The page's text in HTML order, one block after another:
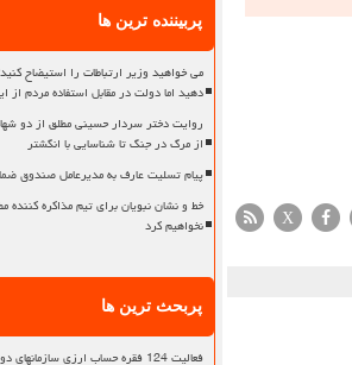
X
پربیننده ترین ها
می خواهید وزیر ارتباطات را استیضاح
دهید اما دولت در مقابل استفاده مردم از
روایت دختر سردار حسینی مطلق از دو
از مرگ در جنگ تا شناسایی با انگشتر
پیام تسلیت عارف به مدیرعامل صندوق
خط و نشان نبویان برای تیم مذاکره کننده
نخواهیم کرد
پربحث ترین ها
فعالیت 124 فقره حساب ارزی